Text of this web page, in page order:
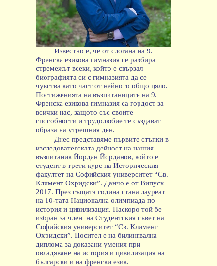
Известно е, че от слогана на 9.
Френска езикова гимназия се разбира
стремежът всеки, който е свързал
биографията си с гимназията да се
чувства като част от нейното общо цяло.
Постиженията на възпитаниците на 9.
Френска езикова гимназия са гордост за
всички нас, защото със своите
способности и трудолюбие те създават
образа на утрешния ден.
Днес представяме първите стъпки в
изследователската дейност на нашия
възпитаник Йордан Йорданов, който е
студент в трети курс на Историческия
факултет на Софийския университет “Св.
Климент Охридски”. Данчо е от Випуск
2017. През същата година стана лауреат
на 10-тата Национална олимпиада по
история и цивилизация. Наскоро той бе
избран за член на Студентския съвет на
Софийския университет “Св. Климент
Охридски”. Носител е на билингвална
диплома за доказани умения при
овладяване на история и цивилизация на
български и на френски език.